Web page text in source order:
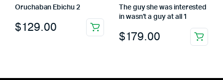
Oruchaban Ebichu 2
$129.00
The guy she was interested
in wasn’t a guy at all 1
$179.00